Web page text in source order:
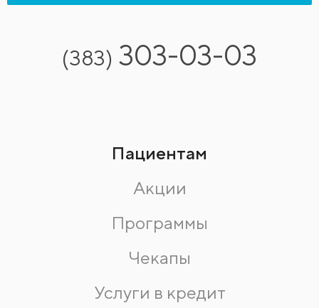
(383) 303-03-03
Пациентам
Акции
Программы
Чекапы
Услуги в кредит